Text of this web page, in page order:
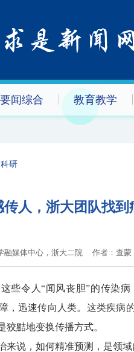
要闻综合 教育教学
科研
传人，浙大团队找
融媒体中心，浙大二院 作者： 查蒙
令人“闻风丧胆”的传染
迅速传向人类。这类疾病
黠地变换传播方式。
来说，如何精准预测，是领域